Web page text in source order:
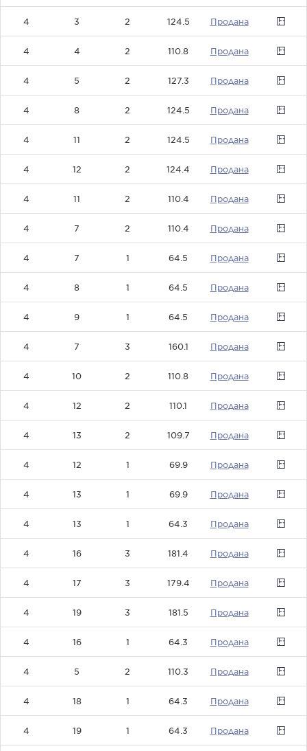
4 3 2 124.5 0
4 4 2 110.8 0
4 5 2 127.3 0
4 8 2 124.5 0
4 11 2 124.5 0
4 12 2 124.4 0
4 11 2 110.4 0
4 7 2 110.4 0
4 7 1 64.5 0
4 8 1 64.5 0
4 9 1 64.5 0
4 7 3 160.1 0
4 10 2 110.8 0
4 12 2 110.1 0
4 13 2 109.7 0
4 12 1 69.9 0
4 13 1 69.9 0
4 13 1 64.3 0
4 16 3 181.4 0
4 17 3 179.4 0
4 19 3 181.5 0
4 16 1 64.3 0
4 5 2 110.3 0
4 18 1 64.3 0
4 19 1 64.3 0